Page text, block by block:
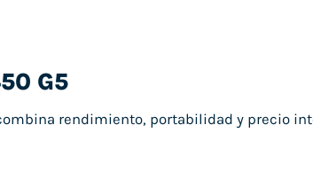
G5
rendimiento, portabilidad y precio